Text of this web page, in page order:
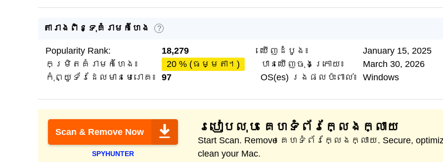
តារាងពិន្ទុគំរាមកំហែង ?
Popularity Rank:
18,279
កម្រិតគំរាមកំហែង៖
20 % (ធម្មតា។)
កុំព្យូទ័រដែលមានមេរោគ៖
97
ឃើញដំបូង៖
January 15, 2025
បានឃើញចុងក្រោយ៖
March 30, 2026
OS(es) រងផលប៉ះពាល់៖
Windows
Scan & Remove Now
SPYHUNTER
របៀបលុប គេហទំព័រក្លែងក្លាយ
Start Scan. Remove គេហទំព័រក្លែងក្លាយ. Secure,
clean your Mac.